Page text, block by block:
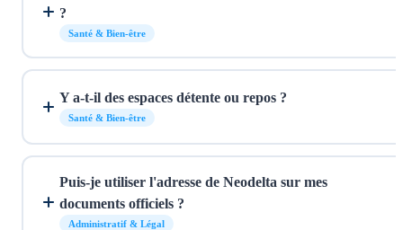
?
Santé & Bien-être
Y a-t-il des espaces détente ou repos ?
Santé & Bien-être
Puis-je utiliser l'adresse de Neodelta sur mes
documents officiels ?
Administratif & Légal